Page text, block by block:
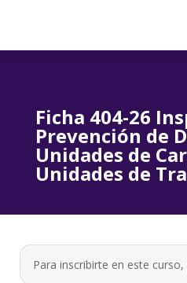
Ficha 404-26
Prevención de
Unidades de
Unidades de
Para inscribirte en este